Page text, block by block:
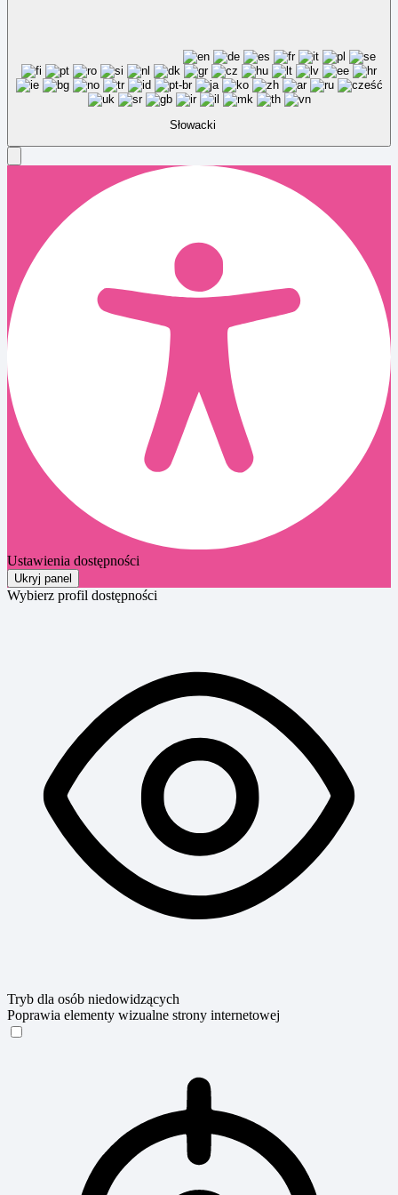
Słowacki
Ustawienia dostępności
Ukryj panel
Wybierz profil dostępności
Tryb dla osób niedowidzących
Poprawia elementy wizualne strony internetowej